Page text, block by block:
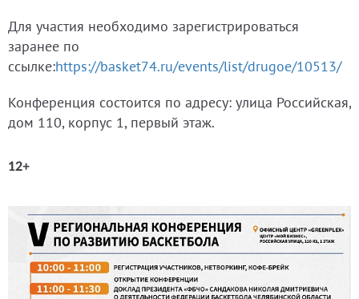
Для участия необходимо зарегистрироваться
заранее по
ссылке:https://basket74.ru/events/list/drugoe/10513/
Конференция состоится по адресу: улица Российская,
дом 110, корпус 1, первый этаж.
12+